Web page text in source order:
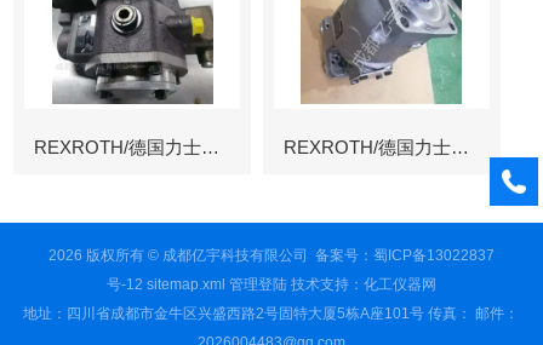
REXROTH/德国力士乐叶片泵 REXROTH/德国力士乐变量柱塞泵冶金
2026 版权所有 © 成都亿宇科技有限公司 备案号：蜀ICP备13022837
号-12 sitemap.xml 管理登陆技术支持： 化工仪器网
地址：四川省成都市金牛区兴盛西路2号固特大厦5栋A座101号 传真： 邮件：